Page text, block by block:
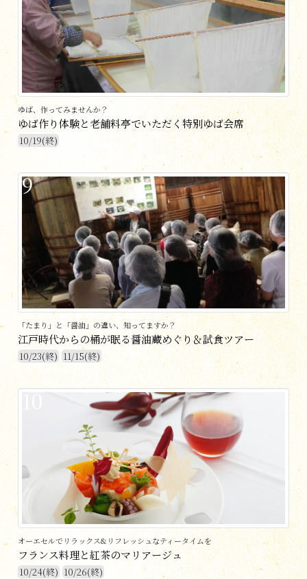
ゆば、作ってみませんか？
ゆば作り体験と老舗料亭でいただく特別ゆば会席
10/19(終)
9
「たまり」と「醤油」の違い、知ってますか？
江戸時代からの桶が眠る醤油蔵めぐり＆試食ツアー
10/23(終) 11/15(終)
オーエセルでリラックス&リフレッシュなティータイムを
フランス料理と紅茶のマリアージュ
10/24(終) 10/26(終)